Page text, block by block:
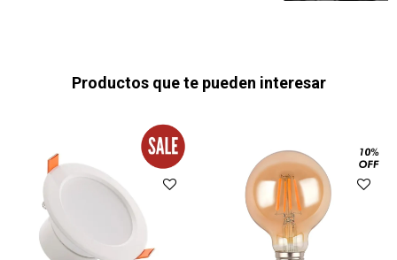
Productos que te pueden interesar